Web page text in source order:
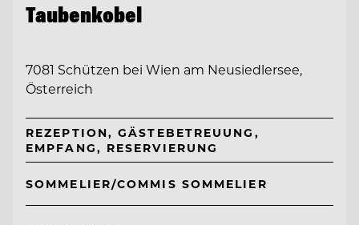
Taubenkobel
7081 Schützen bei Wien am Neusiedlersee,
Österreich
REZEPTION, GÄSTEBETREUUNG,
EMPFANG, RESERVIERUNG
SOMMELIER/COMMIS SOMMELIER